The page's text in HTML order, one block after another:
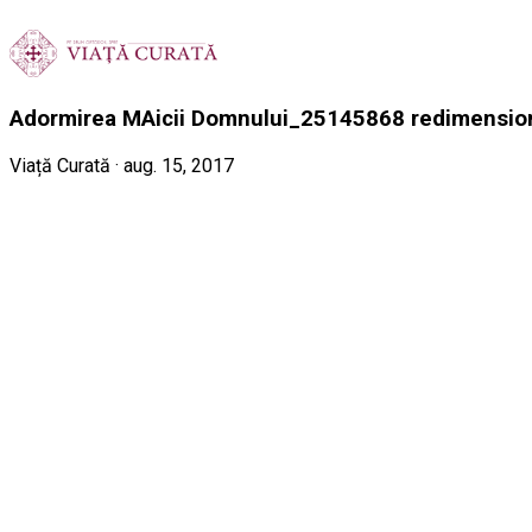
Adormirea MAicii Domnului_25145868
Viață Curată · aug. 15, 2017